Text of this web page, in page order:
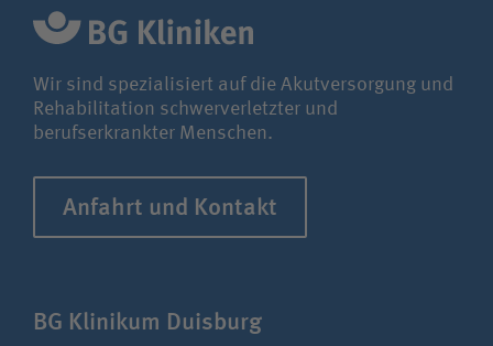
Besucherin /Besucher
Unfallversicherungsträger
Zuweiserin / Zuweiser
Journalistin / Journalist
Wir sind spezialisiert auf die Akutversorgung und
Rehabilitation schwerverletzter und
berufserkrankter Menschen.
Anfahrt und Kontakt
BG Klinikum Duisburg